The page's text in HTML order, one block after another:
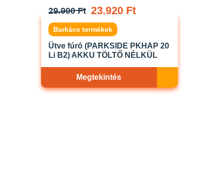
29.900 Ft 23.920 Ft
Barkács termékek
Ütve fúró (PARKSIDE PKHAP 20
Li B2) AKKU TÖLTŐ NÉLKÜL
Megtekintés